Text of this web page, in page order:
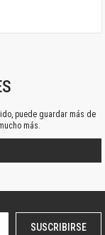
puede guardar más de
más.
SUSCRIBIRSE